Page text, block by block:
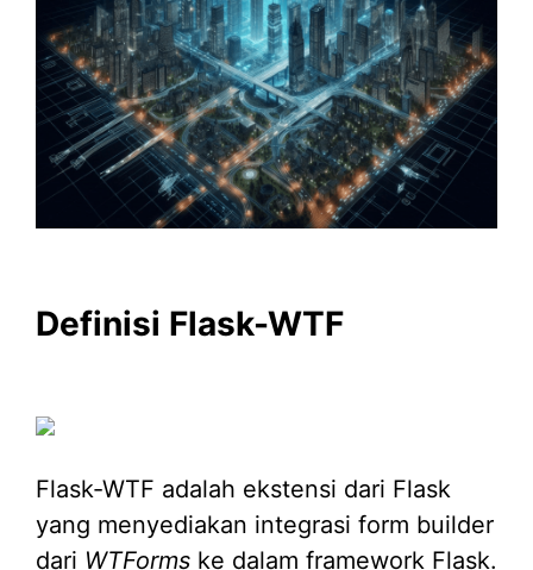
Definisi Flask-WTF
Flask-WTF adalah ekstensi dari Flask
yang menyediakan integrasi form builder
dari WTForms ke dalam framework Flask.